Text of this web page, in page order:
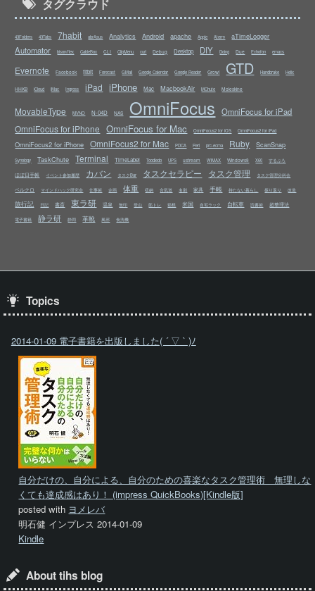
タグクラウド
43Folders 43Tabs 7habit abrAsus Analytics Android apache Apple Aterm aTimeLogger
Automator bison/flex CableBox CLI ClipMenu curl Debug Desktop DIY Doing Due Echofon emacs
Evernote Facebook fitbit Forecast GMail Google Calendar Google Reader Growl GTD Handbrake Helix
HHKB iCloud iMac Ingress iPad iPhone Mac MacbookAir MChute Moleskine
MovableType MVNO N-04D NAS OmniFocus OmniFocus for iPad
OmniFocus for iPhone OmniFocus for Mac OmniFocus2 for iOS OmniFocus2 for iPad
OmniFocus2 for iPhone OmniFocus2 for Mac PDCA Perl prc-ecma Ruby ScanSnap
Synology TaskChute Terminal TimeLabel Toodledo UPS ustream WiMAX Windows8 X60 するぷろ
ほぼ日手帳 イベント参加履歴 カバン タスクBar タスクセラピー タスク管理 タスク管理分科会
ベルクロ マインドハック研究会 仕事術 企画 体重 収納 合気道 名刺 家具 手帳 持たない暮らし 振り返り 改造
旅行記 日記 書斎 東ラ研 温泉 無印 登山 筋トレ 箱根 米国 自宅ラック 自転車 読書術 超整理法
電子書籍 静ラ研 静岡 革靴 風邪 食洗機
Topics
2014-01-09 電子書籍を出版しました( ´ ▽ ` )ﾉ
自分だけの、自分による、自分のための喜楽なタスク管理術 無理しな
くても達成感はあり！ (impress QuickBooks)[Kindle版]
posted with ヨメレバ
明石健 インプレス 2014-01-09
Kindle
About tihs blog